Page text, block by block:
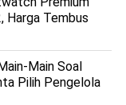
Harga Tembus
Main Soal
Pilih Pengelola